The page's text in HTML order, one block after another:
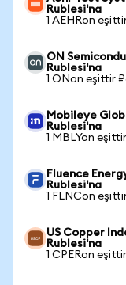
Rublesi'na
1 AEHRon
ON
Rublesi'na
1 ONon eşittir
Mobileye
Rublesi'na
1 MBLYon
Fluence
Rublesi'na
1 FLNCon
US Copper
Rublesi'na
1 CPERon